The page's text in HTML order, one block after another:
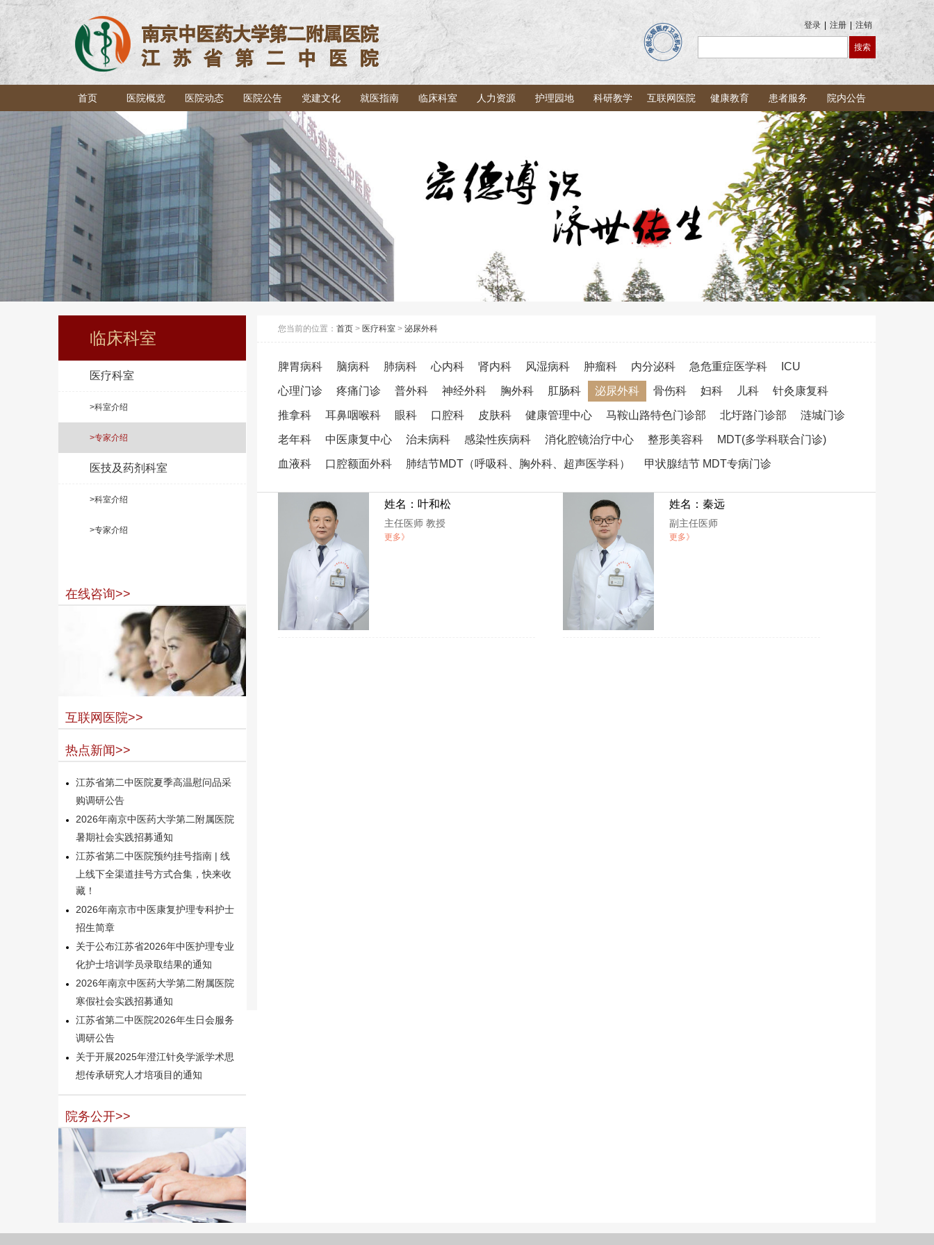
登录 注册 注销
首页 医院概览 医院动态 医院公告 党建文化 就医指南 临床科室 人力资源 护理园地 科研教学 互联网医院 健康教育 患者服务 院内公告
临床科室
医疗科室
>科室介绍
>专家介绍
医技及药剂科室
>科室介绍
>专家介绍
在线咨询>>
互联网医院>>
热点新闻>>
江苏省第二中医院夏季高温慰问品采
购调研公告
2026年南京中医药大学第二附属医院
暑期社会实践招募通知
江苏省第二中医院预约挂号指南 | 线
上线下全渠道挂号方式合集，快来收
藏！
2026年南京市中医康复护理专科护士
招生简章
关于公布江苏省2026年中医护理专业
化护士培训学员录取结果的通知
2026年南京中医药大学第二附属医院
寒假社会实践招募通知
江苏省第二中医院2026年生日会服务
调研公告
关于开展2025年澄江针灸学派学术思
想传承研究人才培项目的通知
院务公开>>
您当前的位置： 首页 > 医疗科室 > 泌尿外科
脾胃病科 脑病科 肺病科 心内科 肾内科 风湿病科 肿瘤科 内分泌科 急危重症医学科 ICU
心理门诊 疼痛门诊 普外科 神经外科 胸外科 肛肠科 泌尿外科 骨伤科 妇科 儿科 针灸康复科
推拿科 耳鼻咽喉科 眼科 口腔科 皮肤科 健康管理中心 马鞍山路特色门诊部 北圩路门诊部 涟城门诊
老年科 中医康复中心 治未病科 感染性疾病科 消化腔镜治疗中心 整形美容科 MDT(多学科联合门诊)
血液科 口腔额面外科 肺结节MDT（呼吸科、胸外科、超声医学科） 甲状腺结节 MDT专病门诊
姓名：叶和松
主任医师 教授
更多》
姓名：秦远
副主任医师
更多》